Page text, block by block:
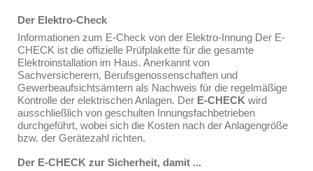
Der Elektro-Check
Informationen zum E-Check von der Elektro-Innung Der E-
CHECK ist die offizielle Prüfplakette für die gesamte
Elektroinstallation im Haus. Anerkannt von
Sachversicherern, Berufsgenossenschaften und
Gewerbeaufsichtsämtern als Nachweis für die regelmäßige
Kontrolle der elektrischen Anlagen. Der E-CHECK wird
ausschließlich von geschulten Innungsfachbetrieben
durchgeführt, wobei sich die Kosten nach der Anlagengröße
bzw. der Gerätezahl richten.
Der E-CHECK zur Sicherheit, damit ...